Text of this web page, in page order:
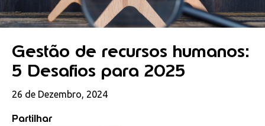
Gestão de recursos humanos:
5 Desafios para 2025
26 de Dezembro, 2024
Partilhar